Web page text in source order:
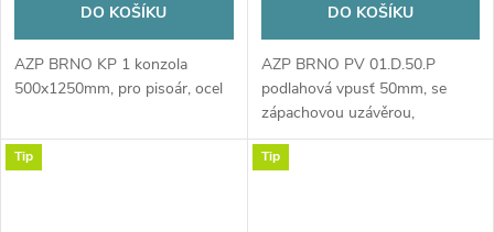
DO KOŠÍKU
AZP BRNO KP 1 konzola
500x1250mm, pro pisoár, ocel
DO KOŠÍKU
AZP BRNO PV 01.D.50.P
podlahová vpusť 50mm, se
zápachovou uzávěrou,
nestavitelná, nerez
Tip Tip